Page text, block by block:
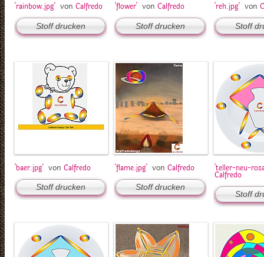
'rainbow.jpg' vonCalfredo
Stoff drucken
'flower' von Calfredo
Stoff drucken
'reh.jpg' von
Stoff
'baer.jpg' vonCalfredo
Stoff drucken
'flame.jpg' von Calfredo
Stoff drucken
'teller-neu-
Calfredo
Stoff